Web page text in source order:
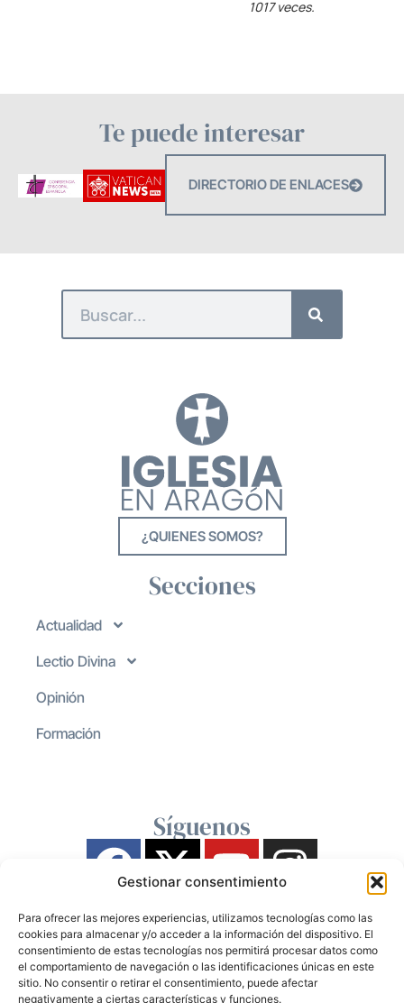
Gestionar consentimiento
Para ofrecer las mejores experiencias, utilizamos tecnologías como las
cookies para almacenar y/o acceder a la información del dispositivo. El
consentimiento de estas tecnologías nos permitirá procesar datos como
el comportamiento de navegación o las identificaciones únicas en este
sitio. No consentir o retirar el consentimiento, puede afectar
negativamente a ciertas características y funciones.
1017 veces.
Te puede interesar
DIRECTORIO DE ENLACES
¿QUIENES SOMOS?
Secciones
Actualidad
Lectio Divina
Opinión
Formación
Síguenos